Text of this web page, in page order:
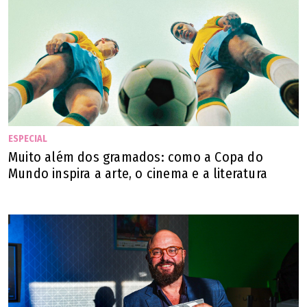
Africana é uma realização em parceria com o Festival
Animage, de Pernambuco, que pretende promover
intercâmbios intercontinentais. Haverá sessões especiais
de longas renomados, como Bizarros Peixes das Fossas
Abissais, de Marcelo Fabri Marão, e Placa Mãe, de Igor
Bastos.
Além das exibições de filmes, o festival também tem como
um dos eixos principais o do mercado de animação,
que contém estudos de caso, palestras e debates, além de
promover o encontro entre produtoras, distribuidoras e
animadores. Já o Lanterna Educa é a editoria de
atividades centrada em formação, com oficinas e debates
ESPECIAL
Muito além dos gramados: como a Copa do
Mundo inspira a arte, o cinema e a literatura